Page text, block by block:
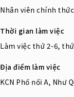
Nhân viên chính thức
Thời gian làm việc
Làm việc thứ 2-6,
Địa điểm làm việc
KCN Phố nối A, Như